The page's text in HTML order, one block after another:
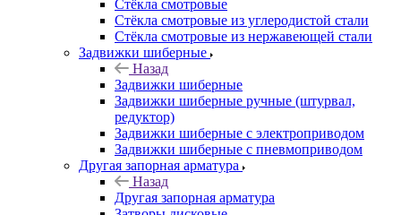
Стёкла смотровые
Стёкла смотровые из углеродистой стали
Стёкла смотровые из нержавеющей стали
Задвижки шиберные
Назад
Задвижки шиберные
Задвижки шиберные ручные (штурвал,
редуктор)
Задвижки шиберные с электроприводом
Задвижки шиберные с пневмоприводом
Другая запорная арматура
Назад
Другая запорная арматура